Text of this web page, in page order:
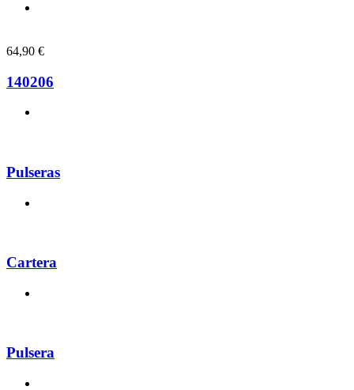
64,90 €
140206
Pulseras
Cartera
Pulsera